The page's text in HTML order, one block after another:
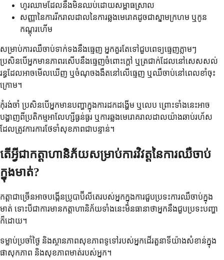
ហូរឈាមដែលនឹងមិនឈប់ដោយសម្ពាធស្រាល
សញ្ញានៃការរីករាលដាលនៃការឆ្លងមេរោគដូចជាស្នាមក្រហម ឬកូន
កណ្តុរហើម
សម្រាប់ការឈឺចាប់ទាក់ទងនឹងធ្មេញ អ្នកគួរតែទៅជួបពេទ្យធ្មេញភ្លាមៗ
ប្រសិនបើអ្នកមានភាពរសើបនឹងធ្មេញចំពោះក្តៅ ឬត្រជាក់ដែលនៅសេសសល់
រន្ធដែលអាចមើលឃើញ ឬចំណុចងងឹតនៅលើធ្មេញ ឬឈឺចាប់នៅពេលខាំចុះ
ក្រោម។
កុំរង់ចាំ ប្រសិនបើអ្នកមានបញ្ហាក្នុងការដកដង្ហើម ឬលេប ព្រោះទាំងនេះអាច
បង្ហាញពីប្រតិកម្មអាលែហ្សីធ្ងន់ធ្ងរ ឬការឆ្លងមេរោគរាលដាលយ៉ាងឆាប់រហ័ស
ដែលត្រូវការការថែទាំសុខភាពជាបន្ទាន់។
តើអ្វីជាកត្តាហានិភ័យសម្រាប់ការវិវត្តនៃការឈឺចាប់
ក្នុងមាត់?
កត្តាជាច្រើនអាចបង្កើនប្រូបាប៊ីលីតេរបស់អ្នកក្នុងការជួបប្រទះការឈឺចាប់ក្នុង
មាត់ ទោះបីជាការមានកត្តាហានិភ័យទាំងនេះមិនធានាថាអ្នកនឹងជួបប្រទះបញ្ហា
ក៏ដោយ។
ទម្លាប់ប្រចាំថ្ងៃ និងស្ថានភាពសុខភាពទូទៅរបស់អ្នកដើរតួនាទីយ៉ាងសំខាន់ក្នុង
ផាសុកភាព និងសុខភាពមាត់របស់អ្នក។